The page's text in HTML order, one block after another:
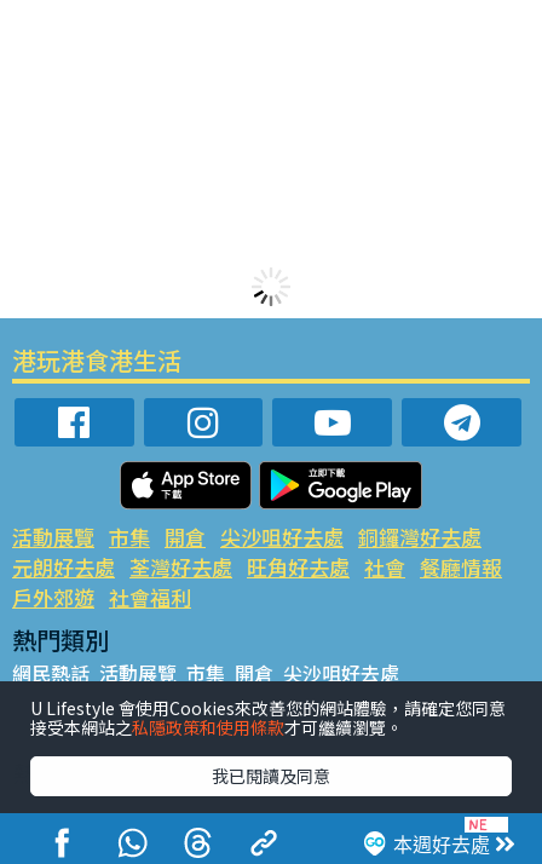
本週好去處
港玩港食港生活
活動展覽 市集 開倉 尖沙咀好去處 銅鑼灣好去處
元朗好去處 荃灣好去處 旺角好去處 社會 餐廳情報
戶外郊遊 社會福利
熱門類別
網民熱話 活動展覽 市集 開倉 尖沙咀好去處
銅鑼灣好去處 元朗好去處 荃灣好去處 旺角好去處 社會
餐廳情報 戶外郊遊
熱門標籤
#UGO搵好去處 #人氣活動推介 #美食社群熱話
#親子玩樂好去處
#ULifestyle應用程式
#限時搶
U Lifestyle 會使用Cookies來改善您的網站體驗，請確定您同意
接受本網站之私隱政策和使用條款才可繼續瀏覽。
我已閱讀及同意